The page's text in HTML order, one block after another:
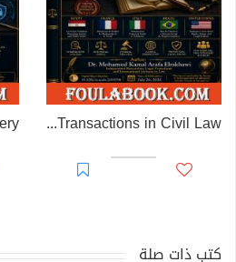
EL RAKHAWI MIND on the Doctrine of Simulation and Sham Transactions in Civil Law
كتب ذات صلة